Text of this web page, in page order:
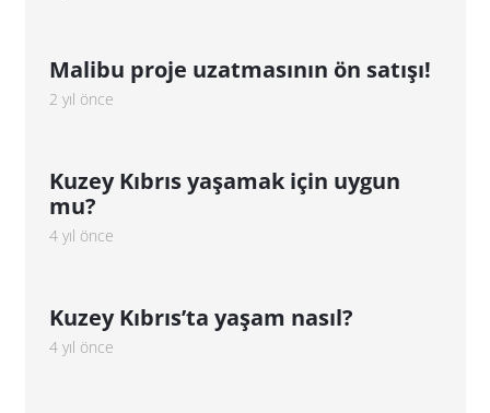
Malibu proje uzatmasının ön satışı!
2 yıl önce
Kuzey Kıbrıs yaşamak için uygun
mu?
4 yıl önce
Kuzey Kıbrıs’ta yaşam nasıl?
4 yıl önce